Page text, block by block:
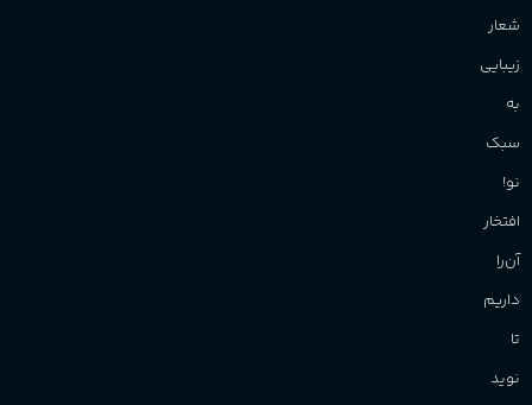
شعار
زیبایی
به
سبک
نو!
افتخار
آن‌را
داریم
تا
نوید